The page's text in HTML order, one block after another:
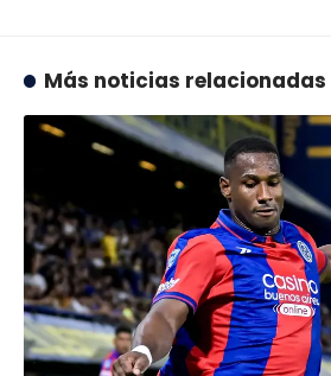
Más noticias relacionadas